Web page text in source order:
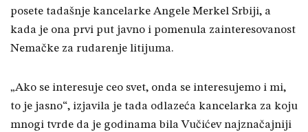
posete tadašnje kancelarke Angele Merkel Srbiji, a
kada je ona prvi put javno i pomenula zainteresovanost
Nemačke za rudarenje litijuma.
„Ako se interesuje ceo svet, onda se interesujemo i mi,
to je jasno“, izjavila je tada odlazeća kancelarka za koju
mnogi tvrde da je godinama bila Vučićev najznačajniji